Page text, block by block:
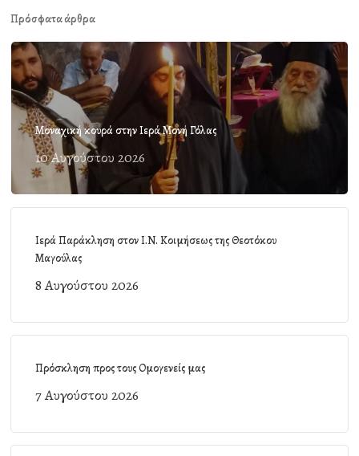
Πρόσφατα άρθρα
Μοναχική κουρά στην Ιερά Μονή Γόλας
10 Αυγούστου 2026
Ιερά Παράκληση στον Ι.Ν. Κοιμήσεως της Θεοτόκου
Μαγούλας
8 Αυγούστου 2026
Πρόσκληση προς τους Ομογενείς μας
7 Αυγούστου 2026